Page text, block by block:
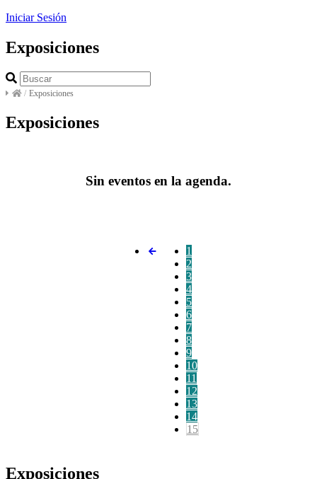
Iniciar Sesión
Exposiciones
/ Exposiciones
Exposiciones
Sin eventos en la agenda.
1
2
3
4
5
6
7
8
9
10
11
12
13
14
15
Exposiciones